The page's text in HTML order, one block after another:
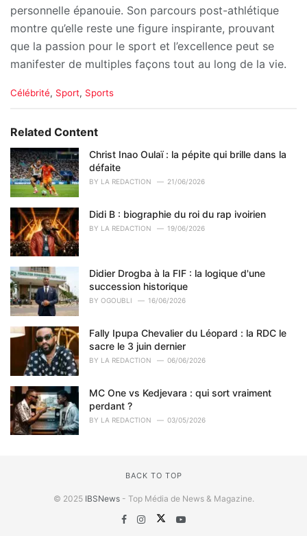
personnelle épanouie. Son parcours post-athlétique
montre qu’elle reste une figure inspirante, prouvant
que la passion pour le sport et l’excellence peut se
manifester de multiples façons tout au long de la vie.
C
e
o
r
i
e
Célébrité, Sport, Sports
Related Content
Christ Inao Oulaï : la pépite qui brille dans la
défaite
BY LA REDACTION 21/06/2026
Didi B : biographie du roi du rap ivoirien
BY LA REDACTION 19/06/2026
Didier Drogba à la FIF : la logique d'une
succession historique
BY OGOUBLI 16/06/2026
Fally Ipupa Chevalier du Léopard : la RDC le
sacre le 3 juin dernier
BY LA REDACTION 06/06/2026
MC One vs Kedjevara : qui sort vraiment
perdant ?
BY LA REDACTION 03/05/2026
BACK TO TOP
© 2025 IBSNews- Top Média de News & Magazine.